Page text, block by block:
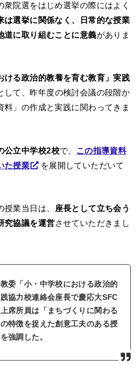
衆院選をはじめ選挙の際にはよく
は選挙に関係なく、日常的な授業
道に取り組むことに意義がありま
ける政治的教養を育む教育」実践
して、昨年度の検討会議の段階か
料」の作成と実践に関わってきま
公立中学校2校で、
この指導資料
た授業
を展開していただいて
業当日は、 座長として立ち会う
究協議を運営させていただきまし
委「小・中学校における政治的
協力校連絡会座長で慶応大SFC
席所員は「まちづくりに関わる
特徴を捉えた創意工夫のある授
強調した。